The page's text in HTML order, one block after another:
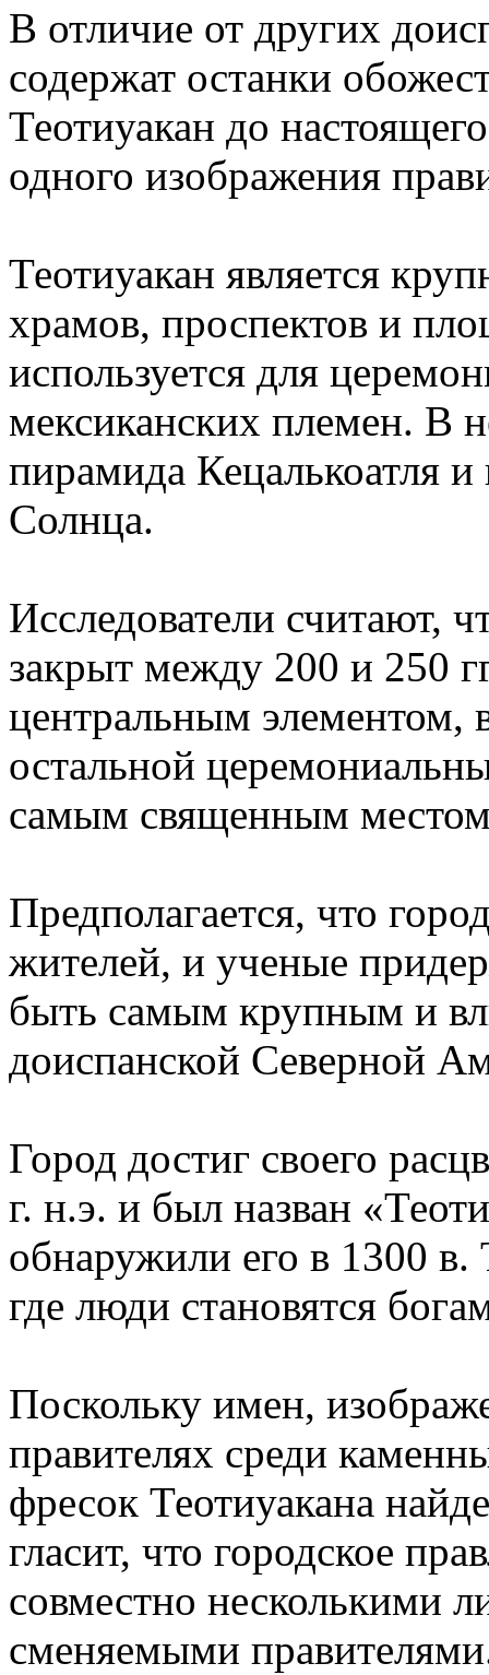
В отличие от других
содержат останки
Теотиуакан до
одного изображения
Теотиуакан является
храмов, проспектов и
используется для
мексиканских племен. В
пирамида Кецалькоатля
Солнца.
Исследователи считают,
закрыт между 200 и 250
центральным элементом,
остальной
самым священным
Предполагается, что
жителей, и ученые
быть самым крупным и
доиспанской Северной
Город достиг своего
г. н.э. и был назван
обнаружили его в 1300 в.
где люди становятся
Поскольку имен,
правителях среди
фресок Теотиуакана
гласит, что городское
совместно несколькими
сменяемыми